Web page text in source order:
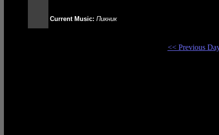
Current Music: Пикник
<< Previous